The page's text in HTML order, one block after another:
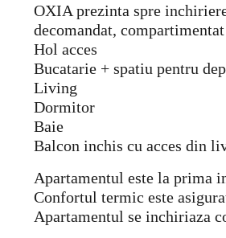
OXIA prezinta spre
decomandat,
Hol acces
Bucatarie + spatiu pentru
Living
Dormitor
Baie
Balcon inchis cu acces din
Apartamentul este la prima
Confortul termic este
Apartamentul se inchiriaza